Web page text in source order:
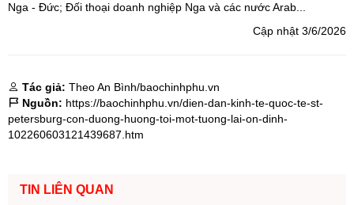
Nga - Đức; Đối thoại doanh nghiệp Nga và các nước Arab...
Cập nhật 3/6/2026
Tác giả: Theo An Bình/baochinhphu.vn
Nguồn: https://baochinhphu.vn/dien-dan-kinh-te-quoc-te-st-
petersburg-con-duong-huong-toi-mot-tuong-lai-on-dinh-
102260603121439687.htm
TIN LIÊN QUAN